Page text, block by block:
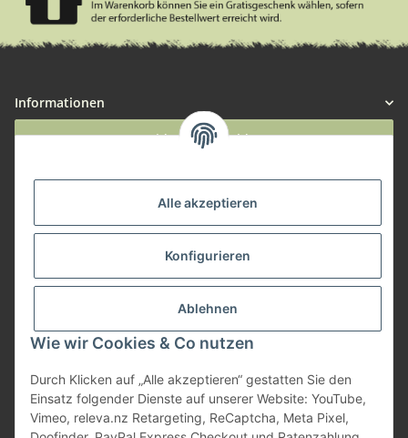
Alle akzeptieren
Konfigurieren
Ablehnen
Wie wir Cookies & Co nutzen
Durch Klicken auf „Alle akzeptieren“ gestatten Sie den
Einsatz folgender Dienste auf unserer Website: YouTube,
Vimeo, releva.nz Retargeting, ReCaptcha, Meta Pixel,
Informationen
Widerruf anmelden
Herstellerinformationen